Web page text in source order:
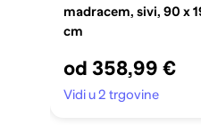
madracem, sivi, 90 x
cm
od 358,99 €
Vidi u 2 trgovine